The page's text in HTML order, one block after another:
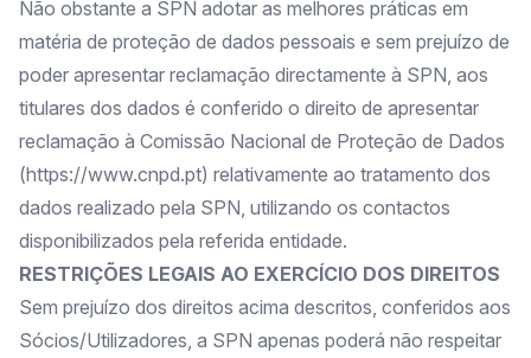
Não obstante a SPN adotar as melhores práticas em
matéria de proteção de dados pessoais e sem prejuízo de
poder apresentar reclamação directamente à SPN, aos
titulares dos dados é conferido o direito de apresentar
reclamação à Comissão Nacional de Proteção de Dados
(https://www.cnpd.pt) relativamente ao tratamento dos
dados realizado pela SPN, utilizando os contactos
disponibilizados pela referida entidade.
RESTRIÇÕES LEGAIS AO EXERCÍCIO DOS DIREITOS
Sem prejuízo dos direitos acima descritos, conferidos aos
Sócios/Utilizadores, a SPN apenas poderá não respeitar